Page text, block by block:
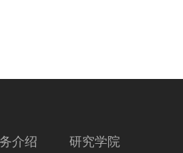
介绍 研究学院